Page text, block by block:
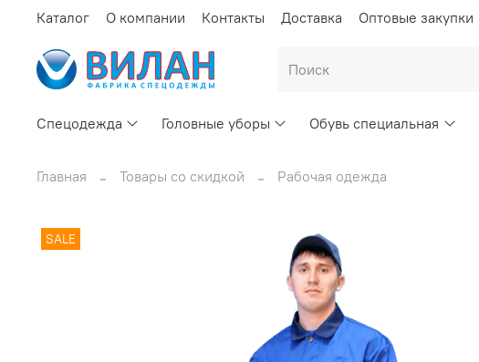
Каталог О компании Контакты Доставка Оптовые закупки
Спецодежда Головные уборы Обувь специальная
Главная Товары со скидкой Рабочая одежда
SALE